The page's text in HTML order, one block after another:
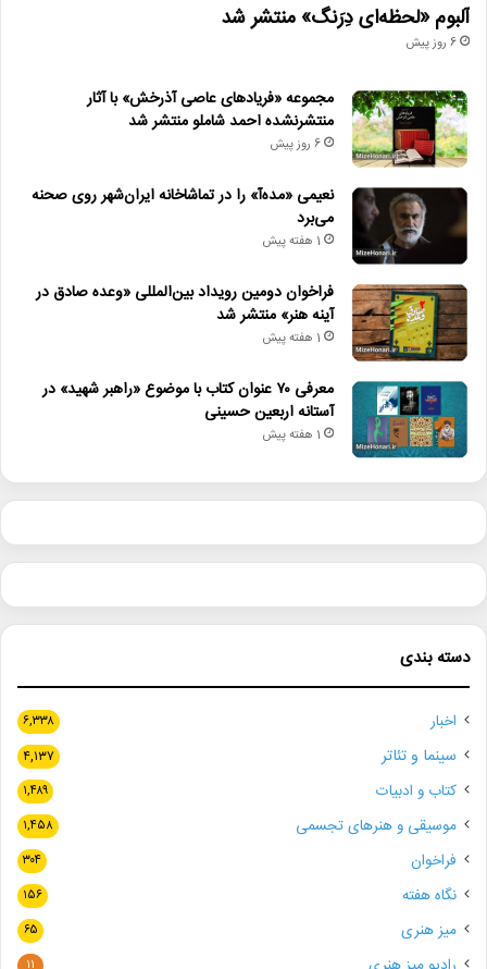
آلبوم «لحظه‌ای دِرَنگ» منتشر شد
6 روز پیش
مجموعه «فریادهای عاصی آذرخش» با آثار
منتشرنشده احمد شاملو منتشر شد
6 روز پیش
نعیمی «مده‌آ» را در تماشاخانه ایران‌شهر روی صحنه
می‌برد
1 هفته پیش
فراخوان دومین رویداد بین‌المللی «وعده صادق در
آینه هنر» منتشر شد
1 هفته پیش
معرفی ۷۰ عنوان کتاب با موضوع «راهبر شهید» در
آستانه اربعین حسینی
1 هفته پیش
دسته بندی
اخبار ۶,۳۳۸
سینما و تئاتر ۴,۱۳۷
کتاب و ادبیات ۱,۴۸۹
موسیقی و هنرهای تجسمی ۱,۴۵۸
فراخوان ۳۰۴
نگاه هفته ۱۵۶
میز هنری ۶۵